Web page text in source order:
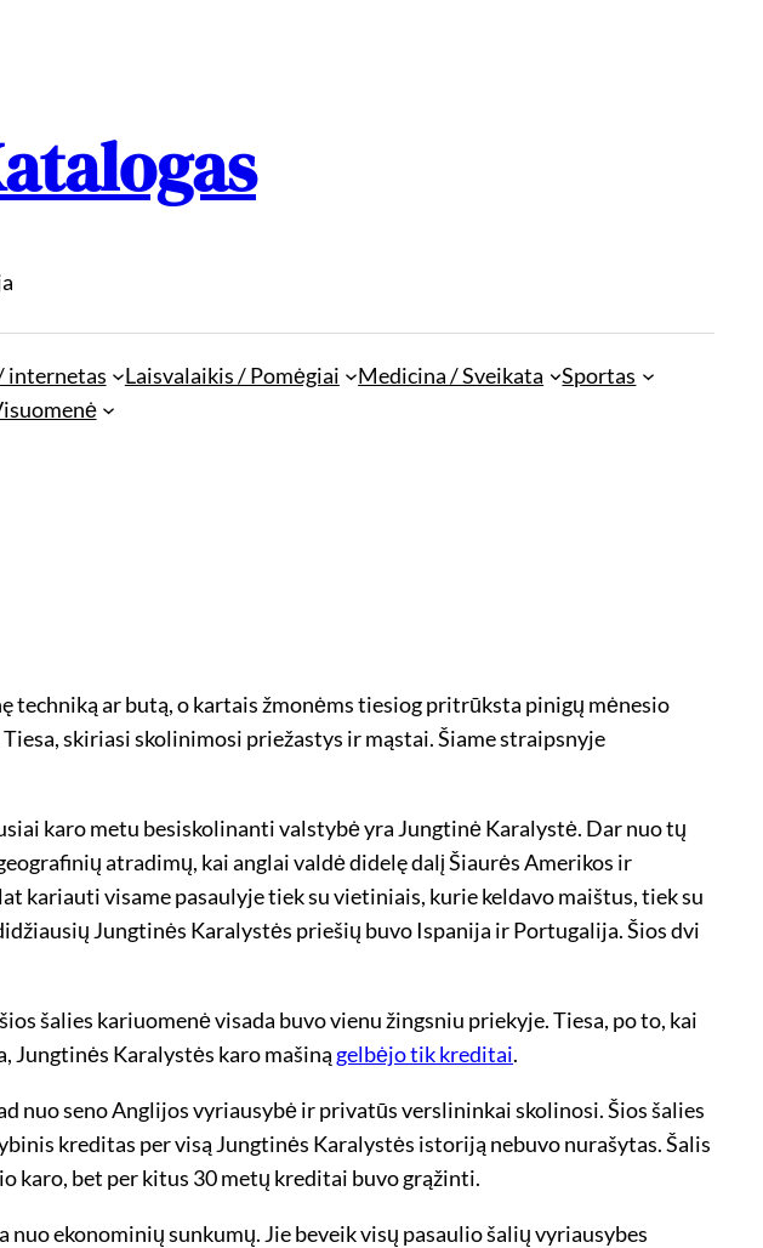
internetas Laisvalaikis / Pomėgiai Medicina / Sveikata
Sportas
ar butą, o kartais žmonėms tiesiog pritrūksta pinigų mėnesio
skiriasi skolinimosi priežastys ir mąstai. Šiame straipsnyje
karo metu besiskolinanti valstybė yra Jungtinė Karalystė. Dar nuo tų
atradimų, kai anglai valdė didelę dalį Šiaurės Amerikos ir
kariauti visame pasaulyje tiek su vietiniais, kurie keldavo maištus, tiek su
Jungtinės Karalystės priešių buvo Ispanija ir Portugalija. Šios dvi
šalies kariuomenė visada buvo vienu žingsniu priekyje. Tiesa, po to, kai
Jungtinės Karalystės karo mašiną gelbėjo tik kreditai.
nuo seno Anglijos vyriausybė ir privatūs verslininkai skolinosi. Šios šalies
kreditas per visą Jungtinės Karalystės istoriją nebuvo nurašytas. Šalis
karo, bet per kitus 30 metų kreditai buvo grąžinti.
ekonominių sunkumų. Jie beveik visų pasaulio šalių vyriausybes